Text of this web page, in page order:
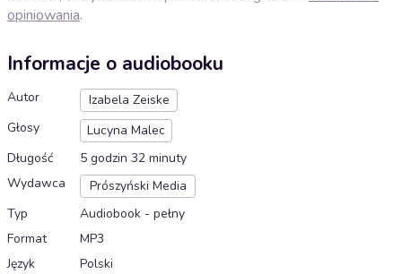
opiniowania.
Informacje o audiobooku
Autor
Izabela Zeiske
Głosy
Lucyna Malec
Długość
5 godzin 32 minuty
Wydawca
Prószyński Media
Typ
Audiobook - pełny
Format
MP3
Język
Polski